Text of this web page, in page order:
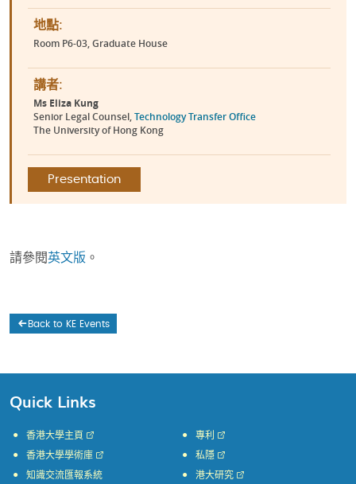
地點:
Room P6-03, Graduate House
講者:
Ms Eliza Kung
Senior Legal Counsel,Technology Transfer Office
The University of Hong Kong
Presentation
請參閱英文版 。
Back to KE Events
Quick Links
香港大學主頁
香港大學學術庫
知識交流匯報系統
專利
私隱
港大研究